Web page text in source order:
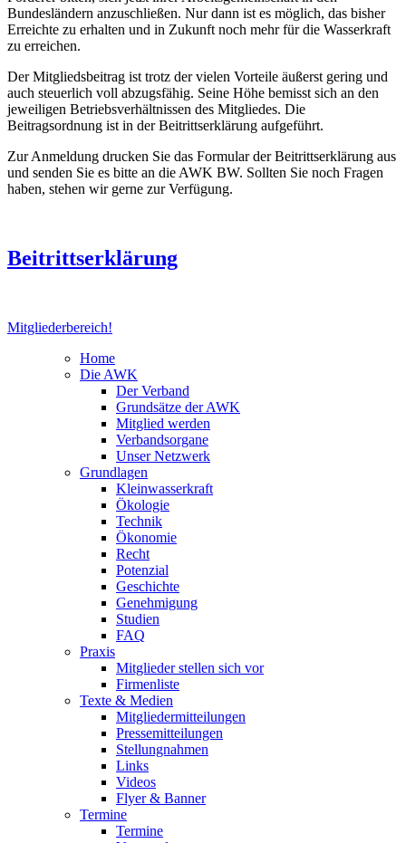
Bundesländern anzuschließen. Nur dann ist es möglich, das bisher
Erreichte zu erhalten und in Zukunft noch mehr für die Wasserkraft
zu erreichen.
Der Mitgliedsbeitrag ist trotz der vielen Vorteile äußerst gering und
auch steuerlich voll abzugsfähig. Seine Höhe bemisst sich an den
jeweiligen Betriebsverhältnissen des Mitgliedes. Die
Beitragsordnung ist in der Beitrittserklärung aufgeführt.
Zur Anmeldung drucken Sie das Formular der Beitrittserklärung aus
und senden Sie es bitte an die AWK BW. Sollten Sie noch Fragen
haben, stehen wir gerne zur Verfügung.
Beitrittserklärung
Mitgliederbereich!
Home
Die AWK
Der Verband
Grundsätze der AWK
Mitglied werden
Verbandsorgane
Unser Netzwerk
Grundlagen
Kleinwasserkraft
Ökologie
Technik
Ökonomie
Recht
Potenzial
Geschichte
Genehmigung
Studien
FAQ
Praxis
Mitglieder stellen sich vor
Firmenliste
Texte & Medien
Mitgliedermitteilungen
Pressemitteilungen
Stellungnahmen
Links
Videos
Flyer & Banner
Termine
Termine